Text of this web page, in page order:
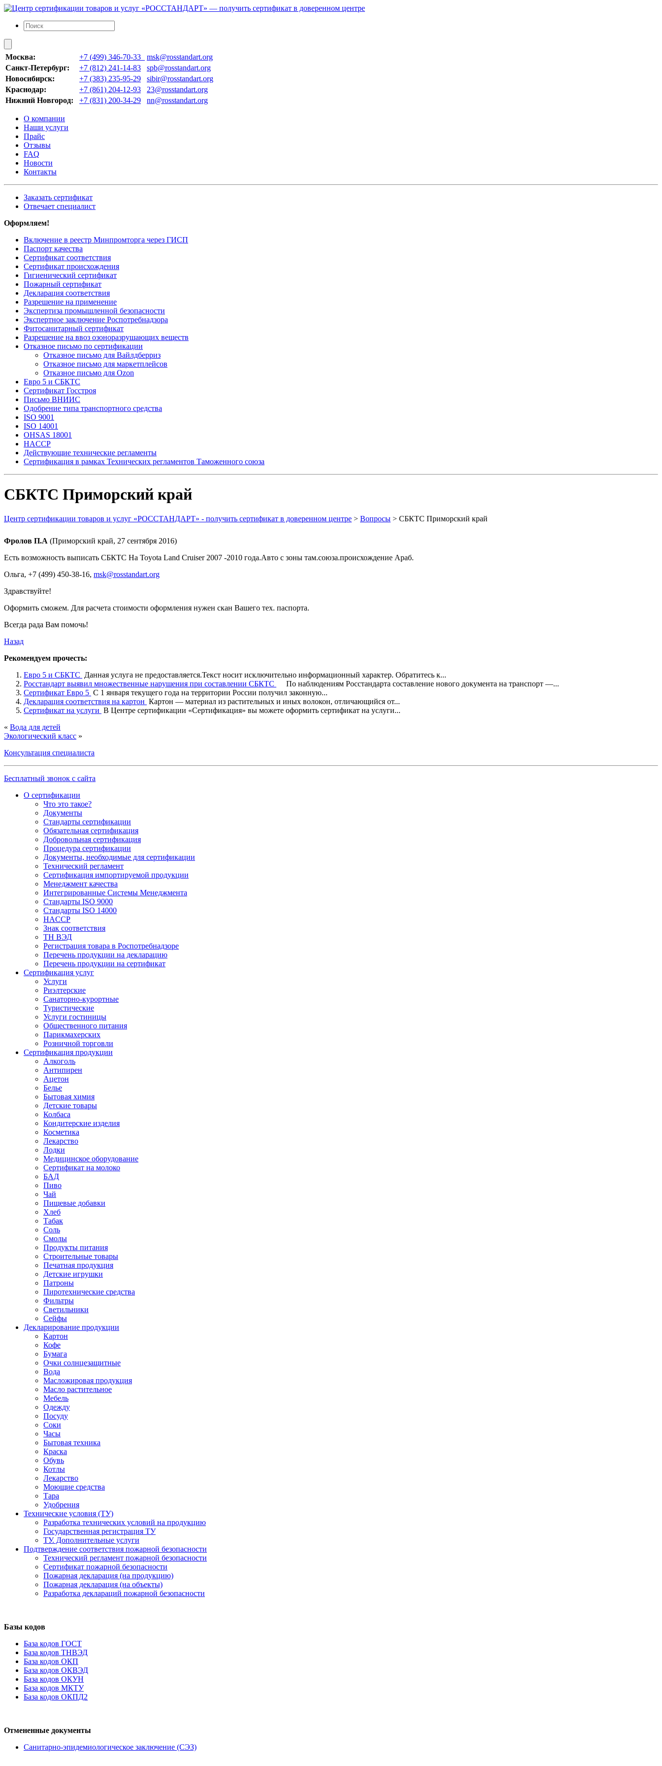
Москва: +7 (499) 346-70-33
msk@rosstandart.org
Санкт-Петербург:
+7 (812) 241-14-83
spb@rosstandart.org
Новосибирск:
+7 (383) 235-95-29
sibir@rosstandart.org
Краснодар:
+7 (861) 204-12-93
23@rosstandart.org
Нижний Новгород:
+7 (831) 200-34-29 nn@rosstandart.org
О компании
Наши услуги
Прайс
Отзывы
FAQ
Новости
Контакты
Заказать сертификат
Отвечает специалист
Оформляем!
Включение в реестр Минпромторга через ГИСП
Паспорт качества
Сертификат соответствия
Сертификат происхождения
Гигиенический сертификат
Пожарный сертификат
Декларация соответствия
Разрешение на применение
Экспертиза промышленной безопасности
Экспертное заключение Роспотребнадзора
Фитосанитарный сертификат
Разрешение на ввоз озоноразрушающих веществ
Отказное письмо по сертификации
Отказное письмо для Вайлдберриз
Отказное письмо для маркетплейсов
Отказное письмо для Ozon
Евро 5 и СБКТС
Сертификат Госстроя
Письмо ВНИИС
Одобрение типа транспортного средства
ISO 9001
ISO 14001
OHSAS 18001
HACCP
Действующие технические регламенты
Сертификация в рамках Технических регламентов Таможенного союза
СБКТС Приморский край
Центр сертификации товаров и услуг «РОССТАНДАРТ» - получить сертификат в доверенном центре > Вопросы > СБКТС Приморский край
Фролов П.А (Приморский край, 27 сентября 2016)
Есть возможность выписать СБКТС На Toyota Land Cruiser 2007 -2010 года.Авто с зоны там.союза.происхождение Араб.
Ольга, +7 (499) 450-38-16, msk@rosstandart.org
Здравствуйте!
Оформить сможем. Для расчета стоимости оформления нужен скан Вашего тех. паспорта.
Всегда рада Вам помочь!
Назад
Рекомендуем прочесть:
Евро 5 и СБКТС Данная услуга не предоставляется.Текст носит исключительно информационный характер. Обратитесь к...
Росстандарт выявил множественные нарушения при составлении СБКТС
По наблюдениям Росстандарта составление нового документа на транспорт —...
Сертификат Евро 5 С 1 января текущего года на территории России получил законную...
Декларация соответствия на картон Картон — материал из растительных и иных волокон, отличающийся от...
Сертификат на услуги В Центре сертификации «Сертификация» вы можете оформить сертификат на услуги...
« Вода для детей
Экологический класс »
Консультация специалиста
Бесплатный звонок с сайта
О сертификации
Что это такое?
Документы
Стандарты сертификации
Обязательная сертификация
Добровольная сертификация
Процедура сертификации
Документы, необходимые для сертификации
Технический регламент
Сертификация импортируемой продукции
Менеджмент качества
Интегрированные Системы Менеджмента
Стандарты ISO 9000
Стандарты ISO 14000
HACCP
Знак соответствия
ТН ВЭД
Регистрация товара в Роспотребнадзоре
Перечень продукции на декларацию
Перечень продукции на сертификат
Сертификация услуг
Услуги
Риэлтерские
Санаторно-курортные
Туристические
Услуги гостиницы
Общественного питания
Парикмахерских
Розничной торговли
Сертификация продукции
Алкоголь
Антипирен
Ацетон
Белье
Бытовая химия
Детские товары
Колбаса
Кондитерские изделия
Косметика
Лекарство
Лодки
Медицинское оборудование
Сертификат на молоко
БАД
Пиво
Чай
Пищевые добавки
Хлеб
Табак
Соль
Смолы
Продукты питания
Строительные товары
Печатная продукция
Детские игрушки
Патроны
Пиротехнические средства
Фильтры
Светильники
Сейфы
Декларирование продукции
Картон
Кофе
Бумага
Очки солнцезащитные
Вода
Масложировая продукция
Масло растительное
Мебель
Одежду
Посуду
Соки
Часы
Бытовая техника
Краска
Обувь
Котлы
Лекарство
Моющие средства
Тара
Удобрения
Технические условия (ТУ)
Разработка технических условий на продукцию
Государственная регистрация ТУ
ТУ. Дополнительные услуги
Подтверждение соответствия пожарной безопасности
Технический регламент пожарной безопасности
Сертификат пожарной безопасности
Пожарная декларация (на продукцию)
Пожарная декларация (на объекты)
Разработка деклараций пожарной безопасности
Базы кодов
База кодов ГОСТ
База кодов ТНВЭД
База кодов ОКП
База кодов ОКВЭД
База кодов ОКУН
База кодов МКТУ
База кодов ОКПД2
Отмененные документы
Санитарно-эпидемиологическое заключение (СЭЗ)